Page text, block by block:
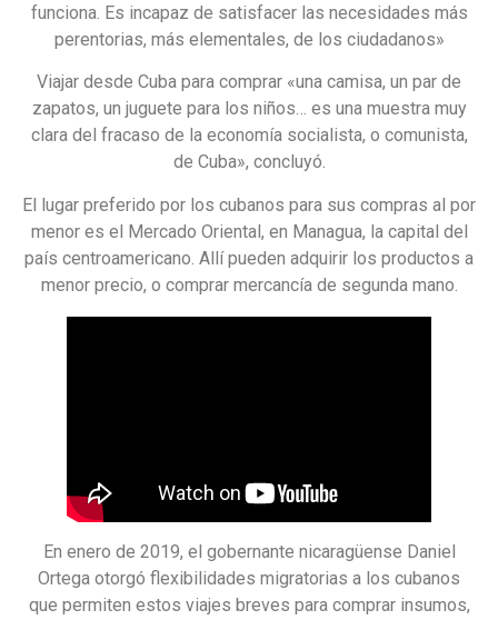
funciona. Es incapaz de satisfacer las necesidades más
perentorias, más elementales, de los ciudadanos»
Viajar desde Cuba para comprar «una camisa, un par de
zapatos, un juguete para los niños… es una muestra muy
clara del fracaso de la economía socialista, o comunista,
de Cuba», concluyó.
El lugar preferido por los cubanos para sus compras al por
menor es el Mercado Oriental, en Managua, la capital del
país centroamericano. Allí pueden adquirir los productos a
menor precio, o comprar mercancía de segunda mano.
En enero de 2019, el gobernante nicaragüense Daniel
Ortega otorgó flexibilidades migratorias a los cubanos
que permiten estos viajes breves para comprar insumos,